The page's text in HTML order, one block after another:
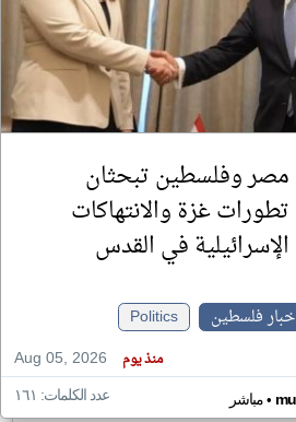
مصر وفلسطين تبحثان
تطورات غزة والانتهاكات
الإسرائيلية في القدس
فلسطين
Politics
Aug 05, 2026
منذ يوم
مباشر• عدد الكلمات: ١٦١